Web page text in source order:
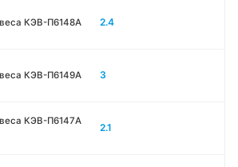
КЭВ-П6148A 2.4
КЭВ-П6149A 3
КЭВ-П6147A
2.1